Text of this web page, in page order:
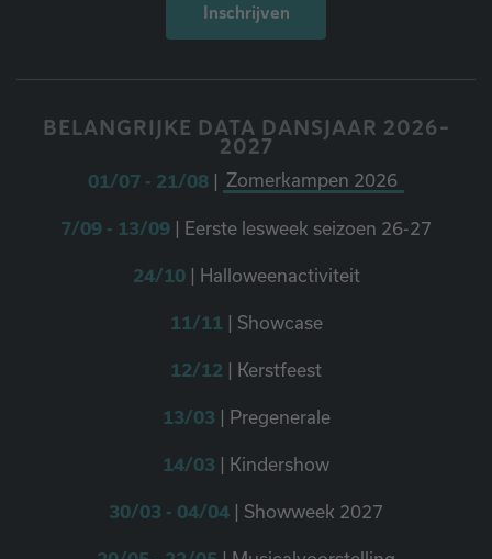
Inschrijven
BELANGRIJKE DATA DANSJAAR 2026-
2027
01/07 - 21/08 | Zomerkampen 2026
7/09 - 13/09 | Eerste lesweek seizoen 26-27
24/10 | Halloweenactiviteit
11/11 | Showcase
12/12 | Kerstfeest
13/03 | Pregenerale
14/03 | Kindershow
30/03 - 04/04 | Showweek 2027